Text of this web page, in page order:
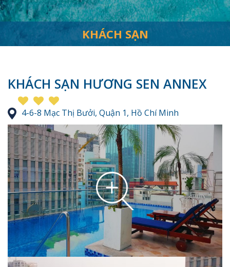
KHÁCH SẠN
KHÁCH SẠN HƯƠNG SEN ANNEX
4-6-8 Mạc Thị Bưởi, Quận 1, Hồ Chí Minh